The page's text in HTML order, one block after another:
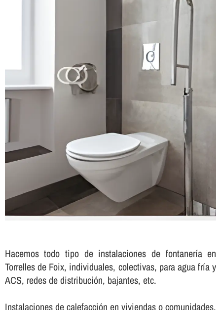
Hacemos todo tipo de instalaciones de fontanerí­a en
Torrelles de Foix, individuales, colectivas, para agua frí­a y
ACS, redes de distribución, bajantes, etc.
Instalaciones de calefacción en viviendas o comunidades,